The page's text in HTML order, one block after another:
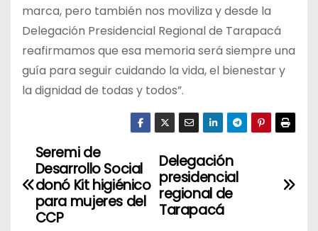
marca, pero también nos moviliza y desde la
Delegación Presidencial Regional de Tarapacá
reafirmamos que esa memoria será siempre una
guía para seguir cuidando la vida, el bienestar y
la dignidad de todas y todos”.
N
a
Delegación
presidencial
regional de
Tarapacá
Seremi de
Desarrollo Social
donó Kit higiénico
para mujeres del
CCP